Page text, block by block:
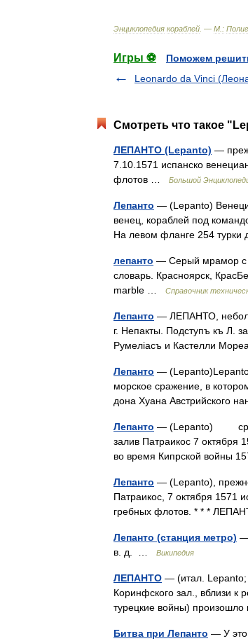
Энциклопедия кораблей . — М :
Игры ⚽
Поможем
Leonardo da Vinci
Смотреть что такое
ЛЕПАНТО (Lepanto) —
7.10.1571 испанско
флотов …
Большой
Лепанто — (Lepanto)
венец, кораблей под
На левом фланге 254
лепанто — Серый мрамор с
словарь. Красноярск,
marble …
Справочник
Лепанто — ЛЕПАНТО, небол.
г. Непакты. Подступъ къ Л.
Румеліасъ и Кастелли
Лепанто —
морское сражение, в
дона Хуана Австрийского
Лепанто — (Lepanto)
залив Патраикос 7
во время Кипрской войны
Лепанто — (Lepanto),
Патраикос, 7 октября 1571
гребных флотов. * * *
Лепанто (станция метро) —
в. д. …
Википедия
ЛЕПАНТО — (итал. Lepanto;
Коринфского зал., вблизи к
турецкие войны)
Битва при Лепанто — У